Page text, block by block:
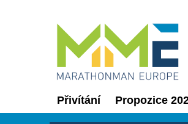
Přivítání Propozice